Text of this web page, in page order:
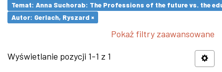
Temat: Anna Suchorab: The Professions of the future vs. the
Autor: Gerlach, Ryszard ×
Pokaż filtry zaawansowane
Wyświetlanie pozycji 1-1 z 1